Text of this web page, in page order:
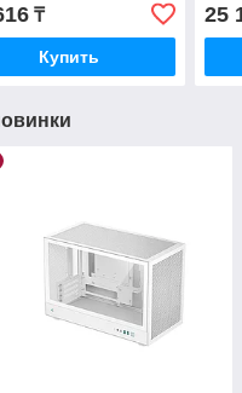
₸
Купить
25